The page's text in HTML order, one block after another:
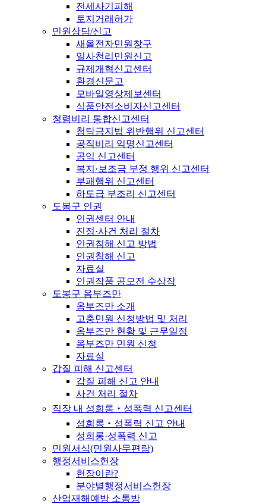
전세사기피해
토지거래허가
민원상담/신고
새올전자민원창구
일사천리민원신고
규제개혁신고센터
환경신문고
모바일영상제보센터
식품안전소비자신고센터
청렴비리 통합신고센터
청탁금지법 위반행위 신고센터
공직비리 익명신고센터
공익 신고센터
복지·보조금 부정 행위 신고센터
부패행위 신고센터
하도급 부조리 신고센터
도봉구 인권
인권센터 안내
진정·사건 처리 절차
인권침해 신고 방법
인권침해 신고
자료실
인권작품 공모전 수상작
도봉구 옴부즈만
옴부즈만 소개
고충민원 신청방법 및 처리
옴부즈만 현황 및 근무일정
옴부즈만 민원 신청
자료실
갑질 피해 신고센터
갑질 피해 신고 안내
사건 처리 절차
직장 내 성희롱‧성폭력 신고센터
성희롱‧성폭력 신고 안내
성희롱·성폭력 신고
민원서식(민원사무편람)
행정서비스헌장
헌장이란?
분야별행정서비스헌장
산업재해예방 소통방